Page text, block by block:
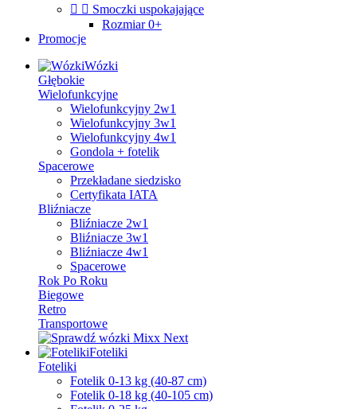
  Smoczki uspokajające
Rozmiar 0+
Promocje
Wózki
Głębokie
Wielofunkcyjne
Wielofunkcyjny 2w1
Wielofunkcyjny 3w1
Wielofunkcyjny 4w1
Gondola + fotelik
Spacerowe
Przekładane siedzisko
Certyfikata IATA
Bliźniacze
Bliźniacze 2w1
Bliźniacze 3w1
Bliźniacze 4w1
Spacerowe
Rok Po Roku
Biegowe
Retro
Transportowe
Foteliki
Foteliki
Fotelik 0-13 kg (40-87 cm)
Fotelik 0-18 kg (40-105 cm)